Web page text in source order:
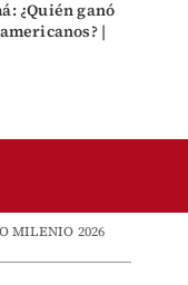
¿Quién ganó
|
MILENIO 2026